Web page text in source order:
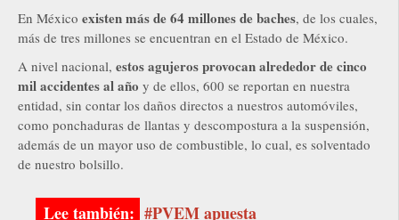
En México existen más de 64 millones de baches, de los cuales,
más de tres millones se encuentran en el Estado de México.
A nivel nacional, estos agujeros provocan alrededor de cinco
mil accidentes al año y de ellos, 600 se reportan en nuestra
entidad, sin contar los daños directos a nuestros automóviles,
como ponchaduras de llantas y descompostura a la suspensión,
además de un mayor uso de combustible, lo cual, es solventado
de nuestro bolsillo.
#PVEM apuesta